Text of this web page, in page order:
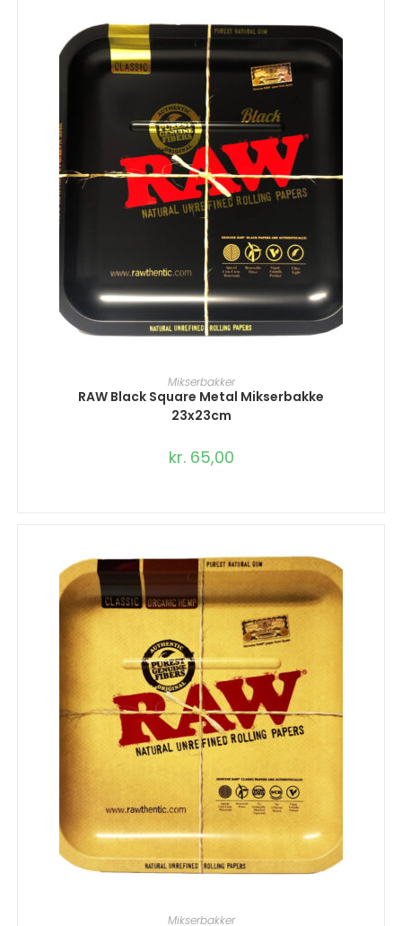
TILFØJ TIL KURV
Mikserbakker
RAW Black Square Metal Mikserbakke
23x23cm
kr.65,00
TILFØJ TIL KURV
Mikserbakker